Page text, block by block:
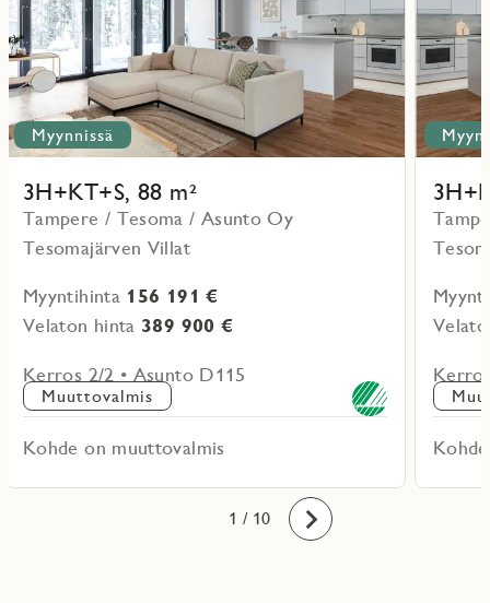
Myynnissä
3H+KT+S, 88 m²
Tampere / Tesoma / Asunto Oy
Tesomajärven Villat
Myyntihinta 156 191 €
Velaton hinta 389 900 €
Kerros 2/2 • Asunto D115
Muuttovalmis
Kohde on muuttovalmis
1
2
3
4
5
6
7
8
9
10 / 10 Eteenpäin